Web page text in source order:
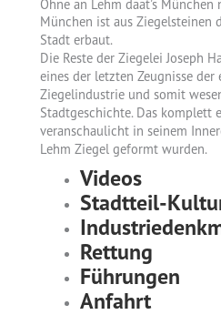
Ohne an Lehm daat's München
München ist aus Ziegelsteinen
Stadt erbaut.
Die Reste der Ziegelei Joseph
eines der letzten Zeugnisse
Ziegelindustrie und somit
Stadtgeschichte. Das komplett
veranschaulicht in seinem
Lehm Ziegel geformt wurden.
Videos
Stadtteil-
Rettung
Führungen
Anfahrt